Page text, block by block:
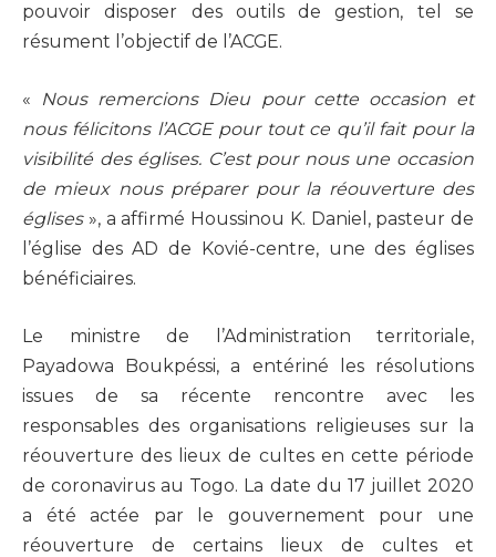
pouvoir disposer des outils de gestion, tel se
résument l’objectif de l’ACGE.
« Nous remercions Dieu pour cette occasion et
nous félicitons l’ACGE pour tout ce qu’il fait pour la
visibilité des églises. C’est pour nous une occasion
de mieux nous préparer pour la réouverture des
églises», a affirmé Houssinou K. Daniel, pasteur de
l’église des AD de Kovié-centre, une des églises
bénéficiaires.
Le ministre de l’Administration territoriale,
Payadowa Boukpéssi, a entériné les résolutions
issues de sa récente rencontre avec les
responsables des organisations religieuses sur la
réouverture des lieux de cultes en cette période
de coronavirus au Togo. La date du 17 juillet 2020
a été actée par le gouvernement pour une
réouverture de certains lieux de cultes et